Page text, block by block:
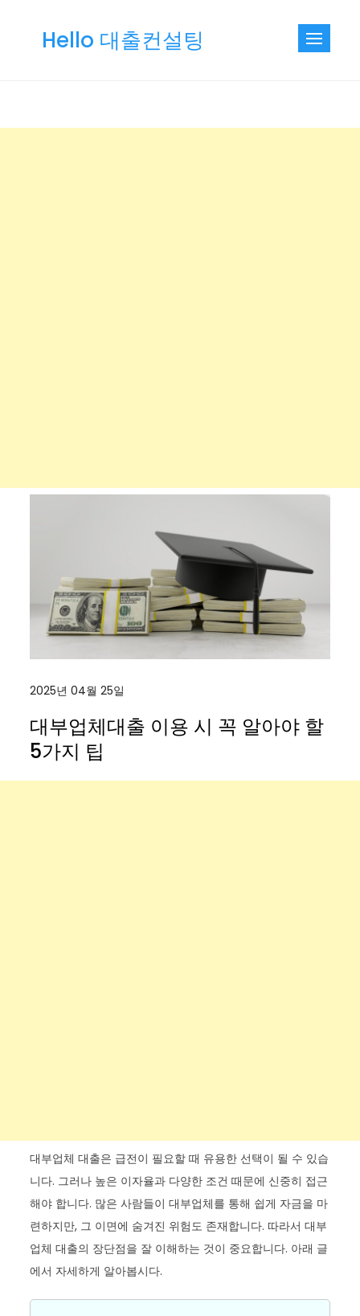
Hello 대출컨설팅
2025년 04월 25일
대부업체대출 이용 시 꼭 알아야 할
5가지 팁
대부업체 대출은 급전이 필요할 때 유용한 선택이 될 수 있습
니다. 그러나 높은 이자율과 다양한 조건 때문에 신중히 접근
해야 합니다. 많은 사람들이 대부업체를 통해 쉽게 자금을 마
련하지만, 그 이면에 숨겨진 위험도 존재합니다. 따라서 대부
업체 대출의 장단점을 잘 이해하는 것이 중요합니다. 아래 글
에서 자세하게 알아봅시다.